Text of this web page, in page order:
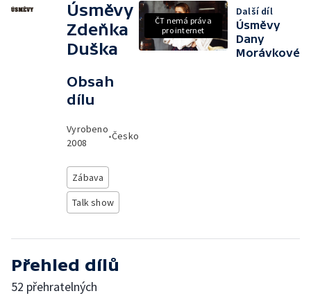
Úsměvy
Zdeňka
Duška
Obsah
dílu
Vyrobeno
2008
•Česko
Zábava
Talk show
ČT nemá práva
pro internet
Další díl
Úsměvy
Dany
Morávkové
Přehled dílů
52 přehratelných